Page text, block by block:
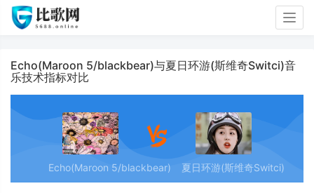
Echo(Maroon 5/blackbear)与夏日环游(斯维奇Switci)音
乐技术指标对比
Echo(Maroon 5/blackbear) 夏日环游(斯维奇Switci)